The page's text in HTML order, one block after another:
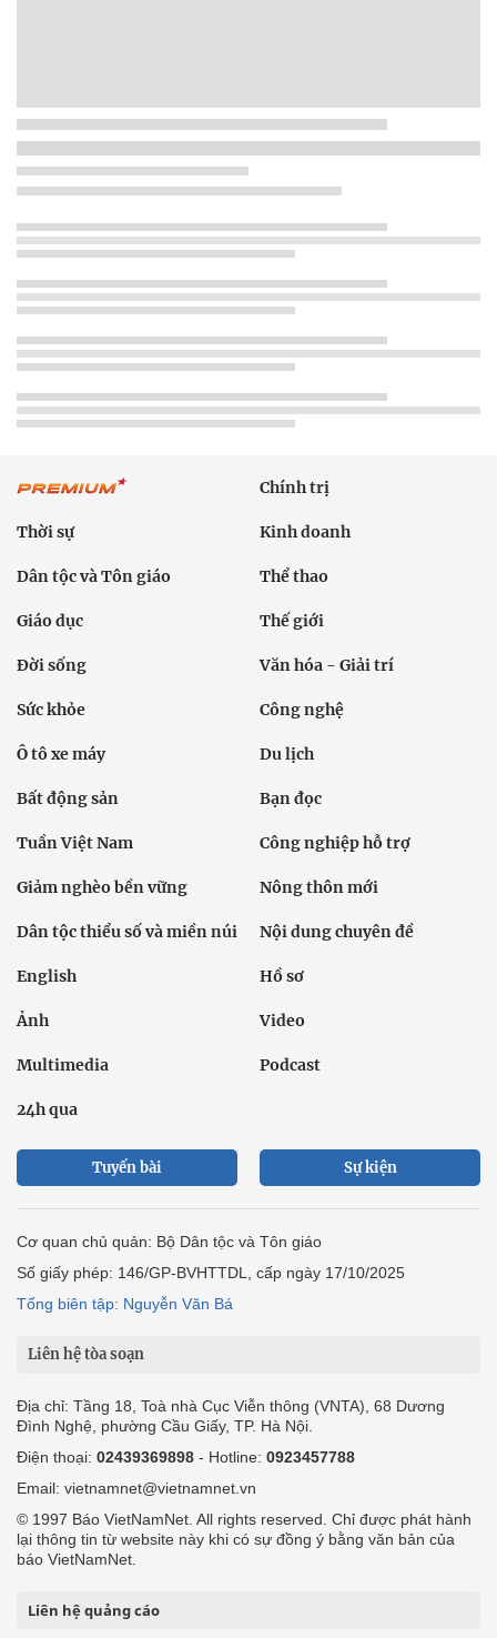
Chính trị
Thời sự Kinh doanh
Dân tộc và Tôn giáo Thể thao
Giáo dục Thế giới
Đời sống Văn hóa - Giải trí
Sức khỏe Công nghệ
Ô tô xe máy Du lịch
Bất động sản Bạn đọc
Tuần Việt Nam Công nghiệp hỗ trợ
Giảm nghèo bền vững Nông thôn mới
Dân tộc thiểu số và miền núi Nội dung chuyên đề
English Hồ sơ
Ảnh Video
Multimedia Podcast
24h qua
Tuyến bài Sự kiện
Cơ quan chủ quản: Bộ Dân tộc và Tôn giáo
Số giấy phép: 146/GP-BVHTTDL, cấp ngày 17/10/2025
Tổng biên tập: Nguyễn Văn Bá
Liên hệ tòa soạn
Địa chỉ: Tầng 18, Toà nhà Cục Viễn thông (VNTA), 68 Dương
Đình Nghệ, phường Cầu Giấy, TP. Hà Nội.
Điện thoại: 02439369898 - Hotline: 0923457788
Email: vietnamnet@vietnamnet.vn
© 1997 Báo VietNamNet. All rights reserved. Chỉ được phát hành
lại thông tin từ website này khi có sự đồng ý bằng văn bản của
báo VietNamNet.
Liên hệ quảng cáo